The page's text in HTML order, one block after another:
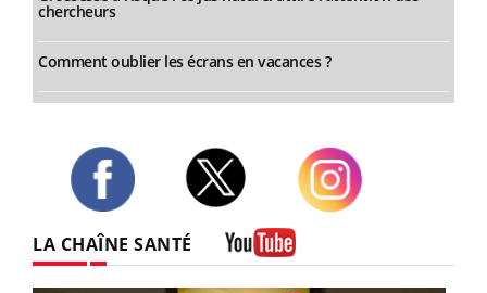
chercheurs
Comment oublier les écrans en vacances ?
LA CHAÎNE SANTÉ